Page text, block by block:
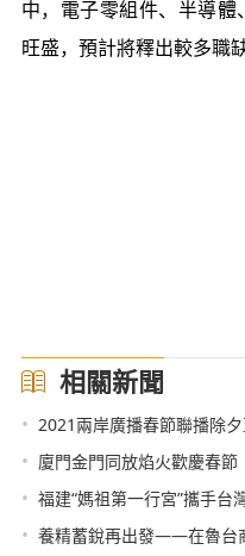
中，電子零組件、半導
旺盛，預計將釋出較多職缺
相關新聞
• 2021兩岸廣播春節聯播除夕
• 廈門金門同放焰火歡慶春節
• 福建“媽祖第一行宮”攜手台
• 養精蓄銳再出發——在魯台